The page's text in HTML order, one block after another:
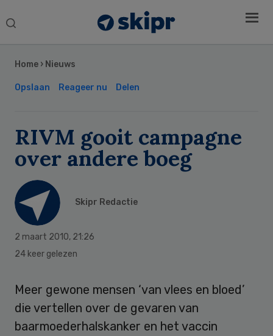
Search
Home › Nieuws
Opslaan Reageer nu Delen
RIVM gooit campagne
over andere boeg
Skipr Redactie
2 maart 2010, 21:26
24 keer gelezen
Meer gewone mensen ‘van vlees en bloed’
die vertellen over de gevaren van
baarmoederhalskanker en het vaccin
Sidebar